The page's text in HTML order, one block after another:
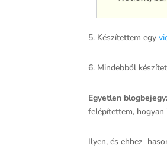
5. Készítettem egy
6. Mindebből
Egyetlen
felépítettem,
Ilyen, és ehhez